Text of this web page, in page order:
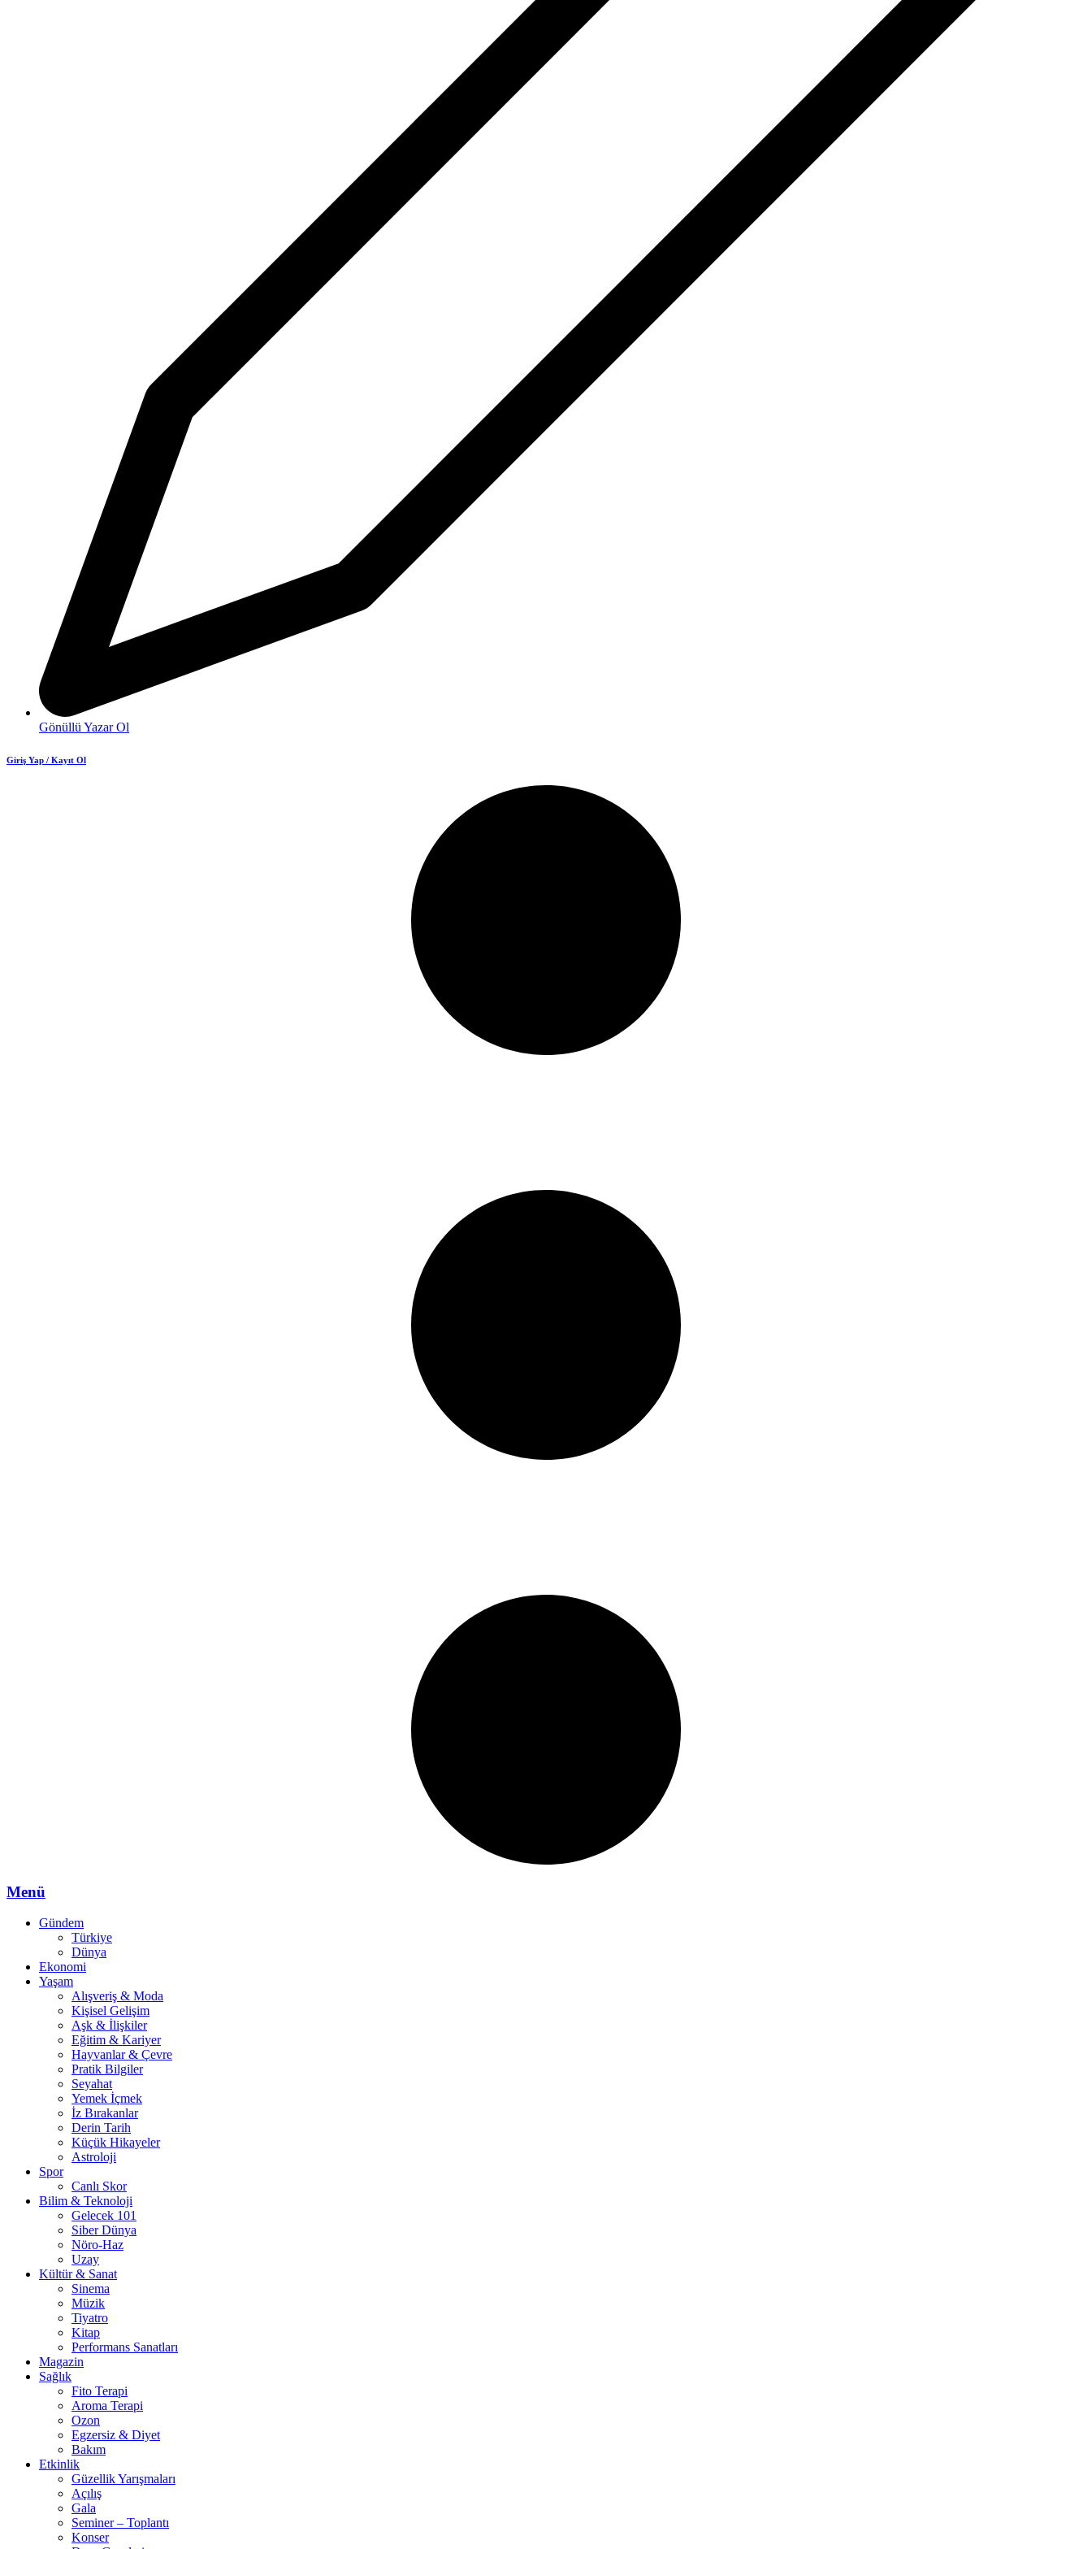
Gönüllü Yazar Ol
Giriş Yap / Kayıt Ol
Menü
Gündem
Türkiye
Dünya
Ekonomi
Yaşam
Alışveriş & Moda
Kişisel Gelişim
Aşk & İlişkiler
Eğitim & Kariyer
Hayvanlar & Çevre
Pratik Bilgiler
Seyahat
Yemek İçmek
İz Bırakanlar
Derin Tarih
Küçük Hikayeler
Astroloji
Spor
Canlı Skor
Bilim & Teknoloji
Gelecek 101
Siber Dünya
Nöro-Haz
Uzay
Kültür & Sanat
Sinema
Müzik
Tiyatro
Kitap
Performans Sanatları
Magazin
Sağlık
Fito Terapi
Aroma Terapi
Ozon
Egzersiz & Diyet
Bakım
Etkinlik
Güzellik Yarışmaları
Açılış
Gala
Seminer – Toplantı
Konser